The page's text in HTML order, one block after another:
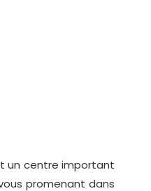
un centre important
promenant dans